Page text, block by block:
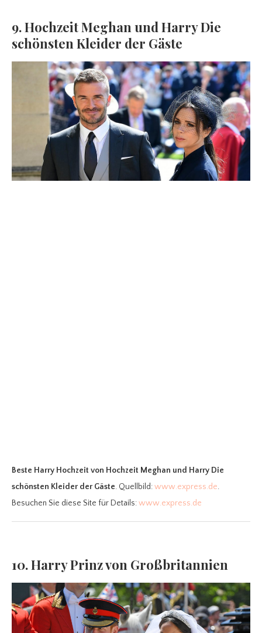
9. Hochzeit Meghan und Harry Die
schönsten Kleider der Gäste
Beste Harry Hochzeit von Hochzeit Meghan und Harry Die
schönsten Kleider der Gäste. Quellbild:www.express.de.
Besuchen Sie diese Site für Details:www.express.de
10. Harry Prinz von Großbritannien